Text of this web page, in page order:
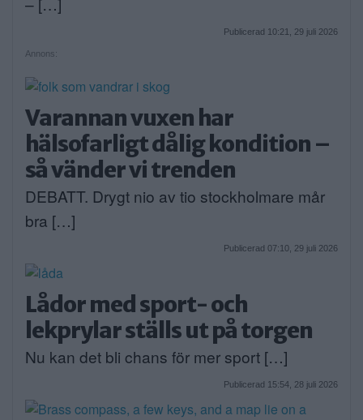
Publicerad 10:21, 29 juli 2026
Annons:
Varannan vuxen har
hälsofarligt dålig kondition –
så vänder vi trenden
DEBATT. Drygt nio av tio stockholmare mår
bra […]
Publicerad 07:10, 29 juli 2026
Lådor med sport- och
lekprylar ställs ut på torgen
Nu kan det bli chans för mer sport […]
Publicerad 15:54, 28 juli 2026